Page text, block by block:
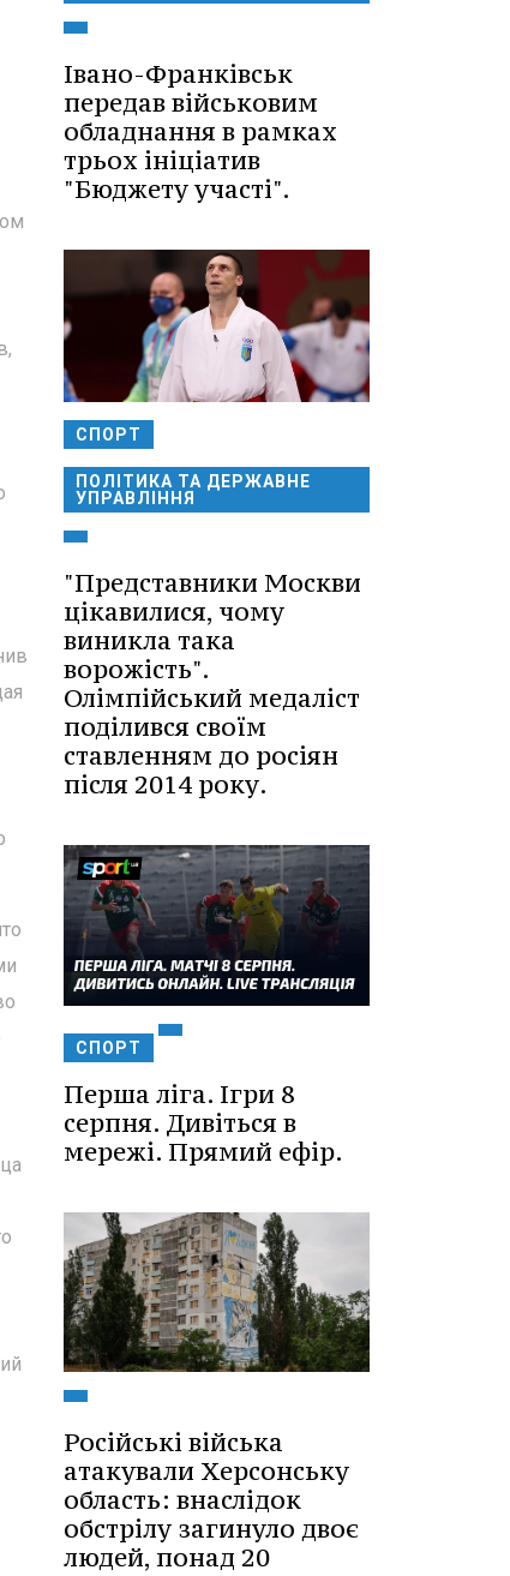
Івано-Франківськ
передав військовим
обладнання в рамках
трьох ініціатив
"Бюджету участі".
СПОРТ
ПОЛІТИКА ТА ДЕРЖАВНЕ
УПРАВЛІННЯ
"Представники Москви
цікавилися, чому
виникла така
ворожість".
Олімпійський медаліст
поділився своїм
ставленням до росіян
після 2014 року.
СПОРТ
Перша ліга. Ігри 8
серпня. Дивіться в
мережі. Прямий ефір.
Російські війська
атакували Херсонську
область: внаслідок
обстрілу загинуло двоє
людей, понад 20